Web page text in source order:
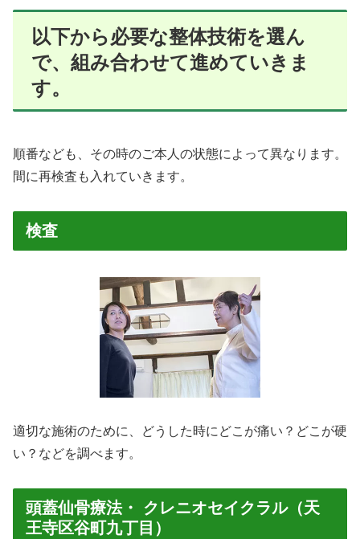
以下から必要な整体技術を選ん
で、組み合わせて進めていきま
す。
順番なども、その時のご本人の状態によって異なります。
間に再検査も入れていきます。
検査
適切な施術のために、どうした時にどこが痛い？どこが硬
い？などを調べます。
頭蓋仙骨療法・ クレニオセイクラル（天
王寺区谷町九丁目）